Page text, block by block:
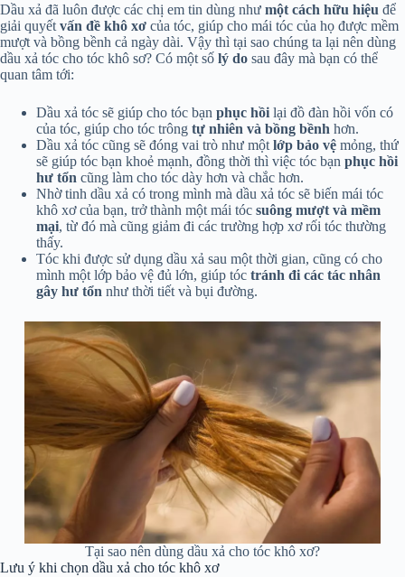
Dầu xả đã luôn được các chị em tin dùng như một cách hữu hiệu để
giải quyết vấn đề khô xơ của tóc, giúp cho mái tóc của họ được mềm
mượt và bồng bềnh cả ngày dài. Vậy thì tại sao chúng ta lại nên dùng
dầu xả tóc cho tóc khô sơ? Có một số lý do sau đây mà bạn có thể
quan tâm tới:
Dầu xả tóc sẽ giúp cho tóc bạn phục hồi lại đồ đàn hồi vốn có
của tóc, giúp cho tóc trông tự nhiên và bồng bềnh hơn.
Dầu xả tóc cũng sẽ đóng vai trò như một lớp bảo vệ mỏng, thứ
sẽ giúp tóc bạn khoẻ mạnh, đồng thời thì việc tóc bạn phục hồi
hư tổn cũng làm cho tóc dày hơn và chắc hơn.
Nhờ tinh dầu xả có trong mình mà dầu xả tóc sẽ biến mái tóc
khô xơ của bạn, trở thành một mái tóc suông mượt và mềm
mại, từ đó mà cũng giảm đi các trường hợp xơ rối tóc thường
thấy.
Tóc khi được sử dụng dầu xả sau một thời gian, cũng có cho
mình một lớp bảo vệ đủ lớn, giúp tóc tránh đi các tác nhân
gây hư tổn như thời tiết và bụi đường.
Tại sao nên dùng dầu xả cho tóc khô xơ?
Lưu ý khi chọn dầu xả cho tóc khô xơ